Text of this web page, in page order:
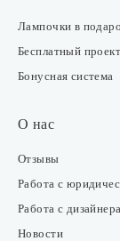
Лампочки в
Бесплатный
Бонусная система
О нас
Отзывы
Работа с
Работа с
Новости